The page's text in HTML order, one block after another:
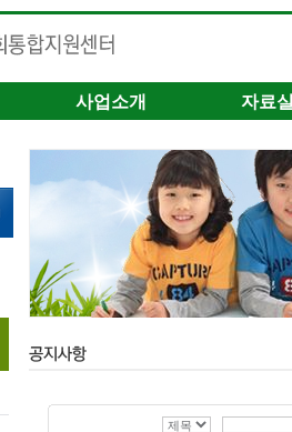
사업소개 자료